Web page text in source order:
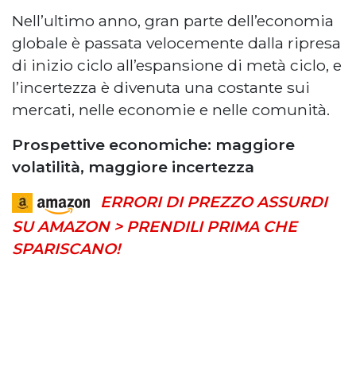
Nell’ultimo anno, gran parte dell’economia
globale è passata velocemente dalla ripresa
di inizio ciclo all’espansione di metà ciclo, e
l’incertezza è divenuta una costante sui
mercati, nelle economie e nelle comunità.
Prospettive economiche: maggiore
volatilità, maggiore incertezza
ERRORI DI PREZZO ASSURDI
SU AMAZON > PRENDILI PRIMA CHE
SPARISCANO!